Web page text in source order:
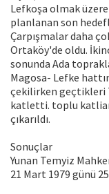
Lefkoşa olmak üzere
planlanan son
Çarpışmalar daha
Ortaköy'de oldu.
sonunda Ada
Magosa- Lefke
çekilirken geçtikleri
katletti. toplu
çıkarıldı.
Sonuçlar
Yunan Temyiz
21 Mart 1979 günü